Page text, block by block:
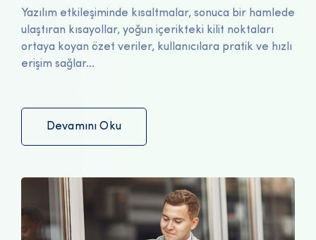
Yazılım etkileşiminde kısaltmalar, sonuca bir hamlede
ulaştıran kısayollar, yoğun içerikteki kilit noktaları
ortaya koyan özet veriler, kullanıcılara pratik ve hızlı
erişim sağlar...
Devamını Oku